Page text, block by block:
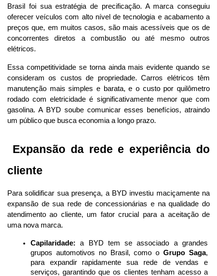
Brasil foi sua estratégia de precificação. A marca conseguiu
oferecer veículos com alto nível de tecnologia e acabamento a
preços que, em muitos casos, são mais acessíveis que os de
concorrentes diretos a combustão ou até mesmo outros
elétricos.
Essa competitividade se torna ainda mais evidente quando se
consideram os custos de propriedade. Carros elétricos têm
manutenção mais simples e barata, e o custo por quilômetro
rodado com eletricidade é significativamente menor que com
gasolina. A BYD soube comunicar esses benefícios, atraindo
um público que busca economia a longo prazo.
Expansão da rede e experiência do
cliente
Para solidificar sua presença, a BYD investiu maciçamente na
expansão de sua rede de concessionárias e na qualidade do
atendimento ao cliente, um fator crucial para a aceitação de
uma nova marca.
Capilaridade: a BYD tem se associado a grandes
grupos automotivos no Brasil, como o Grupo Saga,
para expandir rapidamente sua rede de vendas e
serviços, garantindo que os clientes tenham acesso a